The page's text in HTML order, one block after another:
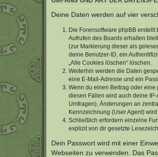
Deine Daten werden auf vier
Die Forensoftware phpBB
Aufrufen des Boards erhalten
(zur Markierung dieser als
deine Benutzer-ID, ein
„Alle Cookies löschen“ löschen.
Weiterhin werden die Daten
eine E-Mail-Adresse und ein
Wenn du einen Beitrag oder
diesen Fällen wird auch deine
Umfragen), Änderungen an
Kennzeichnung (User Agent)
Schließlich erfordern einzelne
explizit von dir gesetzte
Dein Passwort wird mit einer
Webseiten zu verwenden. Das